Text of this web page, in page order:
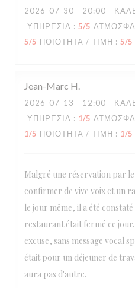
2026-07-30 - 20:00 -
ΥΠΗΡΕΣΊΑ : 5/5
5/5 ΠΟΙΌΤΗΤΑ / ΤΙΜΉ : 5/5
Jean-Marc H
2026-07-13 - 12:00 -
ΥΠΗΡΕΣΊΑ : 1/5
1/5 ΠΟΙΌΤΗΤΑ / ΤΙΜΉ : 1/5
Malgré une réservation par
confirmer de vive voix et un
le jour même, il a été
restaurant était fermé ce
excuse, sans message vocal
était pour un déjeuner de
aura pas d'autre.